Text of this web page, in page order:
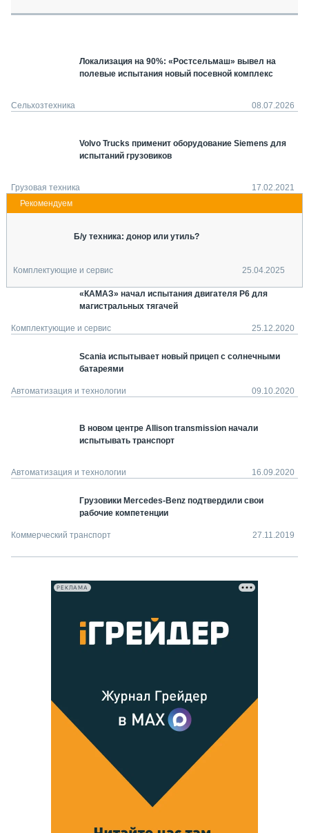
СТАТЬИ ПО КАТЕГОРИЯМ ТЕХНИКИ
Локализация на 90%: «Ростсельмаш» вывел на
полевые испытания новый посевной комплекс
Сельхозтехника 08.07.2026
Volvo Trucks применит оборудование Siemens для
испытаний грузовиков
Грузовая техника 17.02.2021
Б/у техника: донор или утиль?
Комплектующие и сервис 25.04.2025
«КАМАЗ» начал испытания двигателя Р6 для
магистральных тягачей
Комплектующие и сервис 25.12.2020
Scania испытывает новый прицеп с солнечными
батареями
Автоматизация и технологии 09.10.2020
В новом центре Allison transmission начали
испытывать транспорт
Автоматизация и технологии 16.09.2020
Грузовики Mercedes-Benz подтвердили свои
рабочие компетенции
Коммерческий транспорт 27.11.2019
РЕКЛАМА